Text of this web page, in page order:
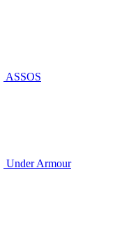
ASSOS
Under Armour